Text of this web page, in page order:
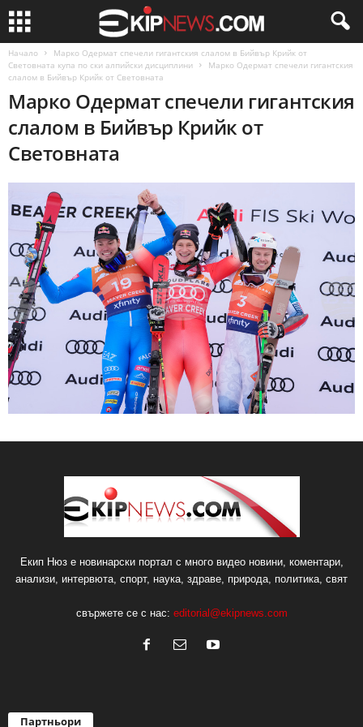
Начало
Марко Одермат спечели гигантския слалом в Бийвър Крийк от
Световната купа по ски алпийски дисциплини
Марко Одермат спечели гигантския
слалом в Бийвър Крийк от Световната
Марко Одермат спечели гигантския
слалом в Бийвър Крийк от
Световната
Екип Нюз е новинарски портал с много видео новини, коментари,
анализи, интервюта, спорт, наука, здраве, природа, политика, свят
свържете се с нас: editorial@ekipnews.com
Партньори